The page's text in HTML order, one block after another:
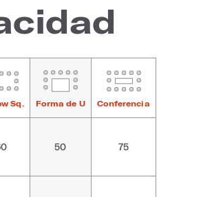
Sq. Forma de U Conferencia
50 75